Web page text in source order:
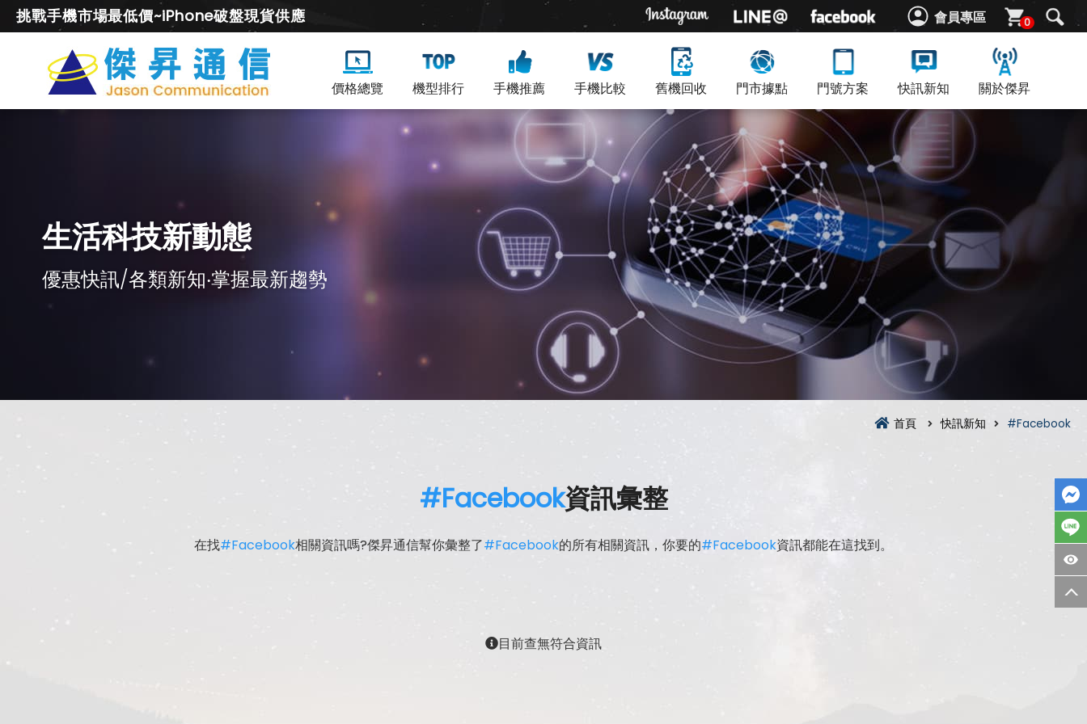
會員專區 0
挑戰手機市場最低價~iPhone破盤現貨供應
價格總覽 機型排行 手機推薦 手機比較 舊機回收 門市據點 門號方案 快訊新知 關於傑昇
生活科技新動態
優惠快訊/各類新知‧掌握最新趨勢
首頁 快訊新知 #Facebook
#Facebook資訊彙整
在找#Facebook相關資訊嗎?傑昇通信幫你彙整了#Facebook的所有相關資訊，你要的#Facebook資訊都能在這找到。
目前查無符合資訊